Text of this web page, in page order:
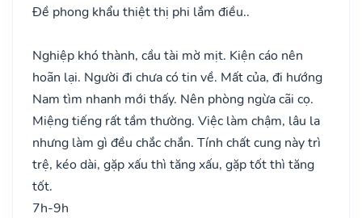
Đề phong khẩu thiệt thị phi lắm điều..
Nghiệp khó thành, cầu tài mờ mịt. Kiện cáo nên
hoãn lại. Người đi chưa có tin về. Mất của, đi hướng
Nam tìm nhanh mới thấy. Nên phòng ngừa cãi cọ.
Miệng tiếng rất tầm thường. Việc làm chậm, lâu la
nhưng làm gì đều chắc chắn. Tính chất cung này trì
trệ, kéo dài, gặp xấu thì tăng xấu, gặp tốt thì tăng
tốt.
7h-9h